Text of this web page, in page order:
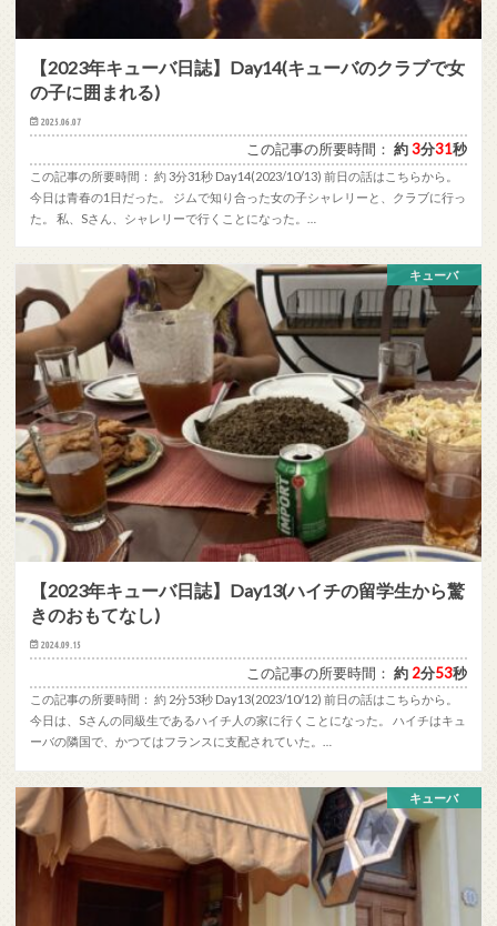
【2023年キューバ日誌】Day14(キューバのクラブで女
の子に囲まれる)
2025.06.07
この記事の所要時間：約3分31秒
この記事の所要時間： 約 3分31秒 Day14(2023/10/13) 前日の話はこちらから。
今日は青春の1日だった。 ジムで知り合った女の子シャレリーと、クラブに行っ
た。 私、Sさん、シャレリーで行くことになった。…
キューバ
【2023年キューバ日誌】Day13(ハイチの留学生から驚
きのおもてなし)
2024.09.15
この記事の所要時間：約 2分53秒
この記事の所要時間： 約 2分53秒 Day13(2023/10/12) 前日の話はこちらから。
今日は、Sさんの同級生であるハイチ人の家に行くことになった。 ハイチはキュ
ーバの隣国で、かつてはフランスに支配されていた。…
キューバ